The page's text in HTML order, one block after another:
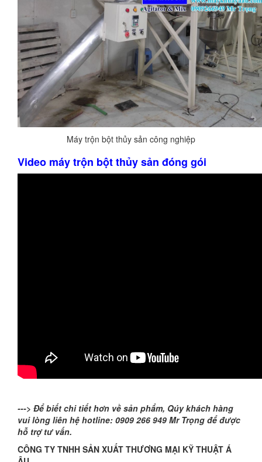
Máy trộn bột thủy sản công nghiệp
Video máy trộn bột thủy sản đóng gói
---> Để biết chi tiết hơn về sản phẩm, Qúy khách hàng
vui lòng liên hệ hotline: 0909 266 949 Mr Trọng để được
hỗ trợ tư vấn.
CÔNG TY TNHH SẢN XUẤT THƯƠNG MẠI KỸ THUẬT Á